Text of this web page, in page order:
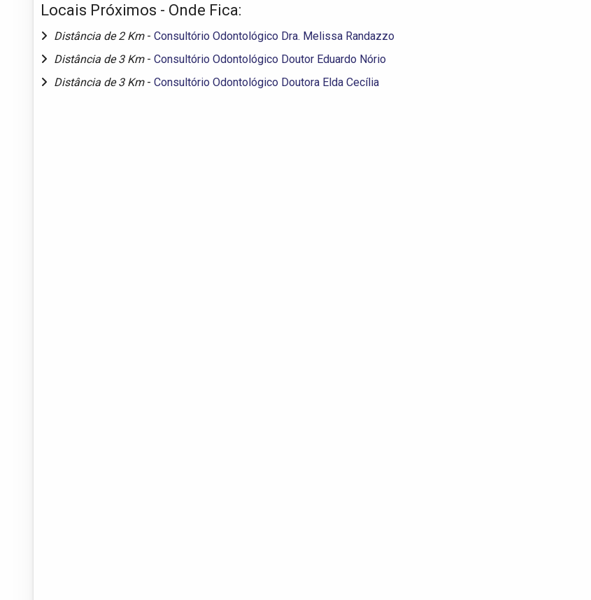
Locais Próximos - Onde Fica:
Distância de 2 Km - Consultório Odontológico Dra. Melissa Randazzo
Distância de 3 Km - Consultório Odontológico Doutor Eduardo Nório
Distância de 3 Km - Consultório Odontológico Doutora Elda Cecília